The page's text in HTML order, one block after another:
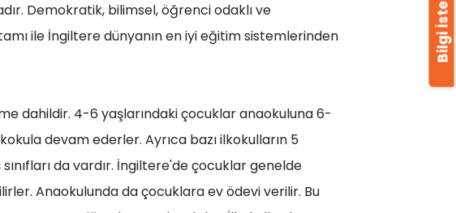
Demokratik, bilimsel, öğrenci odaklı ve
ile İngiltere dünyanın en iyi eğitim sistemlerinden
dahildir. 4-6 yaşlarındaki çocuklar anaokuluna 6-
devam ederler. Ayrıca bazı ilkokulların 5
da vardır. İngiltere'de çocuklar genelde
Anaokulunda da çocuklara ev ödevi verilir. Bu
Bilgi İste